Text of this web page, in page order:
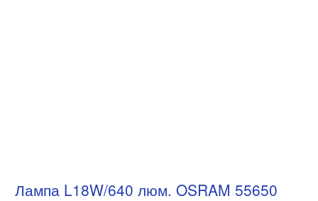
Лампа L18W/640 люм. OSRAM 55650